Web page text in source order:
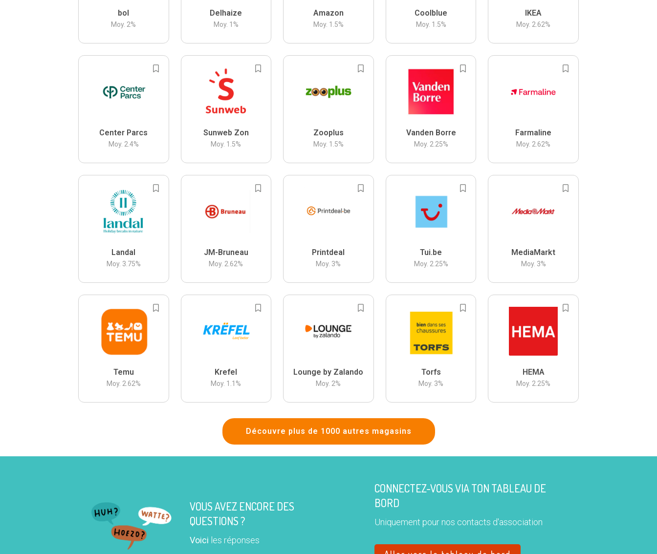
bol
Moy. 2%
Delhaize
Moy. 1 %
Amazon
Moy. 1.5%
Coolblue
Moy. 1.5%
IKEA
Moy. 2.62%
Center Parcs
Moy. 2.4%
Sunweb Zon
Moy. 1.5%
Zooplus
Moy. 1.5%
Vanden Borre
Moy. 2.25%
Farmaline
Moy. 2.62%
Landal
Moy. 3.75%
JM-Bruneau
Moy. 2.62%
Printdeal
Moy. 3%
Tui.be
Moy. 2.25%
MediaMarkt
Moy. 3%
Temu
Moy. 2.62%
Krefel
Moy. 1.1 %
Lounge by Zalando
Moy. 2%
Torfs
Moy. 3%
HEMA
Moy. 2.25%
Découvre plus de 1000 autres magasins
VOUS AVEZ ENCORE DES
QUESTIONS ?
Voici les réponses
CONNECTEZ-VOUS VIA TON TABLEAU DE
BORD
Uniquement pour nos contacts d'association